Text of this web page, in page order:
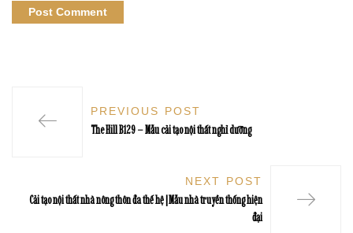
PREVIOUS POST
The Hill B129 – Mẫu cải tạo nội thất nghỉ dưỡng
NEXT POST
Cải tạo nội thất nhà nông thôn đa thế hệ | Mẫu nhà truyền thống hiện
đại